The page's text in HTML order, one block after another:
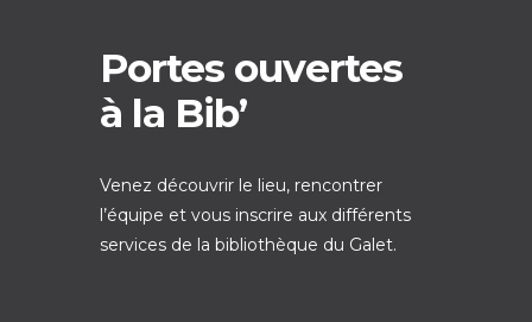
Portes ouvertes
à la Bib’
Venez découvrir le lieu, rencontrer
l’équipe et vous inscrire aux différents
services de la bibliothèque du Galet.